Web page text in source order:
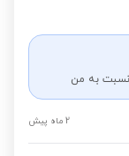
به من
2 ماه پیش